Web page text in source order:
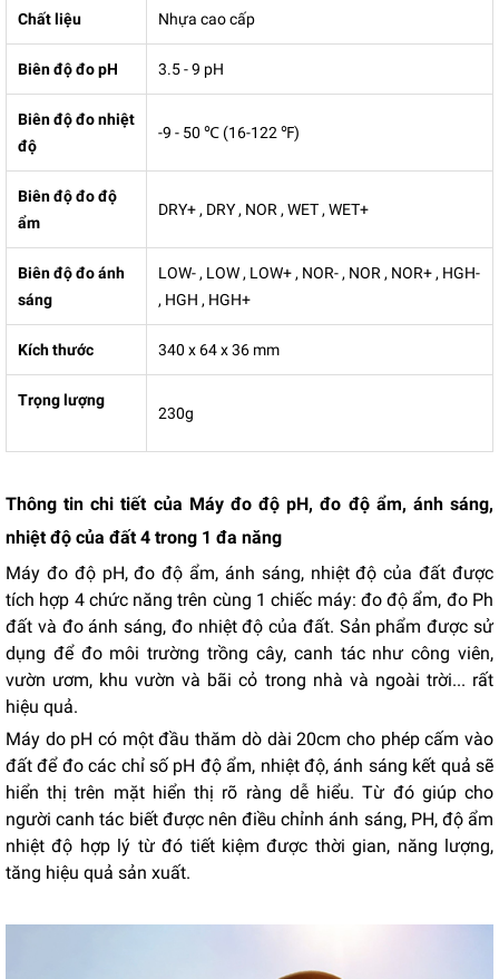
Chất liệu Nhựa cao cấp
Biên độ đo pH 3.5 - 9 pH
Biên độ đo nhiệt
độ
-9 - 50 ℃ (16-122 ℉)
Biên độ đo độ
ẩm
DRY+ , DRY , NOR , WET , WET+
Biên độ đo ánh
sáng
LOW- , LOW , LOW+ , NOR- , NOR , NOR+ , HGH-
, HGH , HGH+
Kích thước 340 x 64 x 36 mm
Trọng lượng
230g
Thông tin chi tiết của Máy đo độ pH, đo độ ẩm, ánh sáng,
nhiệt độ của đất 4 trong 1 đa năng
Máy đo độ pH, đo độ ẩm, ánh sáng, nhiệt độ của đất được
tích hợp 4 chức năng trên cùng 1 chiếc máy: đo độ ẩm, đo Ph
đất và đo ánh sáng, đo nhiệt độ của đất. Sản phẩm được sử
dụng để đo môi trường trồng cây, canh tác như công viên,
vườn ươm, khu vườn và bãi cỏ trong nhà và ngoài trời... rất
hiệu quả.
Máy do pH có một đầu thăm dò dài 20cm cho phép cấm vào
đất để đo các chỉ số pH độ ẩm, nhiệt độ, ánh sáng kết quả sẽ
hiển thị trên mặt hiển thị rõ ràng dễ hiểu. Từ đó giúp cho
người canh tác biết được nên điều chỉnh ánh sáng, PH, độ ẩm
nhiệt độ hợp lý từ đó tiết kiệm được thời gian, năng lượng,
tăng hiệu quả sản xuất.